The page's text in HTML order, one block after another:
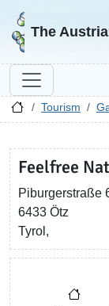
Go to homepage
The
Tourism
Feelfree
Piburgerstraße
6433 Ötz
Tyrol,